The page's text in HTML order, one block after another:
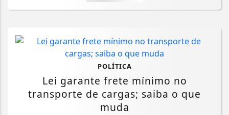
POLÍTICA
Lei garante frete mínimo no
transporte de cargas; saiba o que
muda